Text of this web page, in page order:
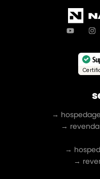
→
→ revenda
→
→